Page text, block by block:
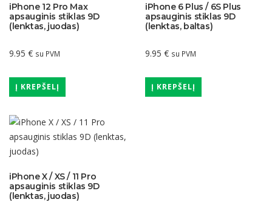
iPhone 12 Pro Max
apsauginis stiklas 9D
(lenktas, juodas)
9.95 € su PVM
Į KREPŠELĮ
iPhone 6 Plus / 6S Plus
apsauginis stiklas 9D
(lenktas, baltas)
9.95 € su PVM
Į KREPŠELĮ
iPhone X / XS / 11 Pro
apsauginis stiklas 9D
(lenktas, juodas)